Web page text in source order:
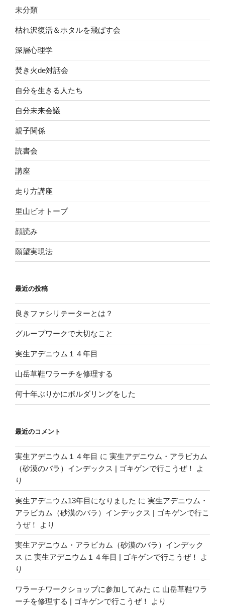
未分類
枯れ沢復活＆ホタルを飛ばす会
深層心理学
焚き火de対話会
自分を生きる人たち
自分未来会議
親子関係
読書会
講座
走り方講座
里山ビオトープ
顔読み
願望実現法
最近の投稿
良きファシリテーターとは？
グループワークで大切なこと
実生アデニウム１４年目
山岳草鞋ワラーチを修理する
何十年ぶりかにボルダリングをした
最近のコメント
実生アデニウム１４年目 に 実生アデニウム・アラビカム
（砂漠のバラ）インデックス | ゴキゲンで行こうぜ！
よ
り
実生アデニウム13年目になりました に 実生アデニウム・
アラビカム（砂漠のバラ）インデックス | ゴキゲンで行こ
うぜ！
より
実生アデニウム・アラビカム（砂漠のバラ）インデック
ス に 実生アデニウム１４年目 | ゴキゲンで行こうぜ！
よ
り
ワラーチワークショップに参加してみた に 山岳草鞋ワラ
ーチを修理する | ゴキゲンで行こうぜ！
より